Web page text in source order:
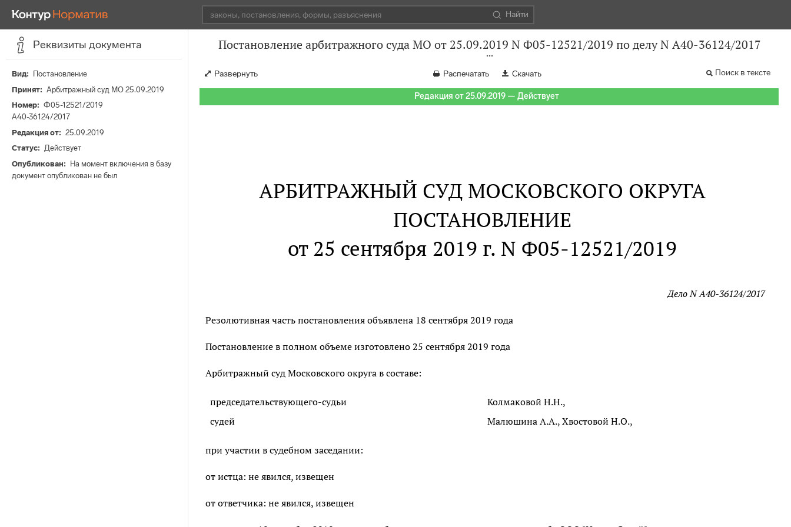
Найти
Реквизиты документа
Вид
Постановление
Принят
Арбитражный суд МО 25.09.2019
Номер
Ф05-12521/2019
А40-36124/2017
Редакция от
25.09.2019
Статус
Действует
Опубликован
На момент включения в базу
документ опубликован не был
Постановление арбитражного суда МО от 25.09.2019 N Ф05-12521/2019 по делу N А40-36124/2017
Развернуть Распечатать Скачать Поиск в тексте
Редакция от 25.09.2019 — Действует
АРБИТРАЖНЫЙ СУД МОСКОВСКОГО ОКРУГА
ПОСТАНОВЛЕНИЕ
от 25 сентября 2019 г. N Ф05-12521/2019
Дело N А40-36124/2017
Резолютивная часть постановления объявлена 18 сентября 2019 года
Постановление в полном объеме изготовлено 25 сентября 2019 года
Арбитражный суд Московского округа в составе:
председательствующего-судьи
Колмаковой Н.Н.,
судей
Малюшина А.А., Хвостовой Н.О.,
при участии в судебном заседании:
от истца: не явился, извещен
от ответчика: не явился, извещен